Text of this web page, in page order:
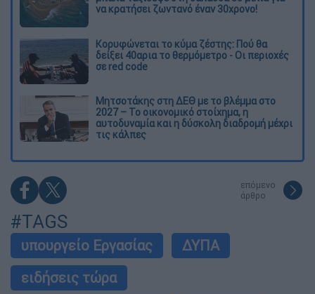
να κρατήσει ζωντανό έναν 30χρονο!
Κορυφώνεται το κύμα ζέστης: Πού θα
δείξει 40αρια το θερμόμετρο - Οι περιοχές
σε red code
Μητσοτάκης στη ΔΕΘ με το βλέμμα στο
2027 – Το οικονομικό στοίχημα, η
αυτοδυναμία και η δύσκολη διαδρομή μέχρι
τις κάλπες
επόμενο
άρθρο
#TAGS
υπουργείο Εργασίας
ΔΥΠΑ
ειδήσεις τώρα